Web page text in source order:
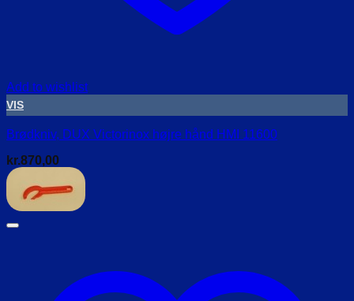
Add to wishlist
VIS
Brødkniv, DUX Victorinox højre hånd HMI 11600
kr.870,00